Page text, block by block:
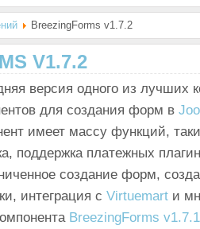
BreezingForms v1.7.2
V1.7.2
версия одного из лучших
для создания форм в
имеет массу функций,
поддержка платежных
создание форм,
интеграция с Virtuemart и
BreezingForms v1.7.1